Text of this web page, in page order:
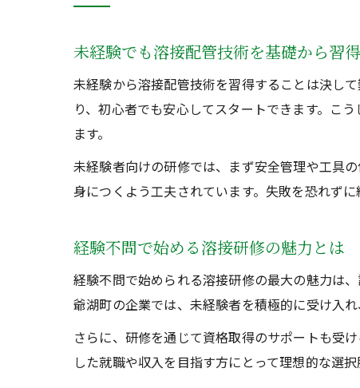
未経験でも溶接配管技術を基礎から習得
未経験から溶接配管技術を習得することは決し
り、初心者でも安心してスタートできます。こ
ます。
未経験者向けの研修では、まず安全管理や工具
身につくよう工夫されています。失敗を恐れず
経験不問で始める溶接研修の魅力とは
経験不問で始められる溶接研修の最大の魅力は
爺湖町の企業では、未経験者を積極的に受け入
さらに、研修を通じて資格取得のサポートも受
した就職や収入を目指す方にとって理想的な選択